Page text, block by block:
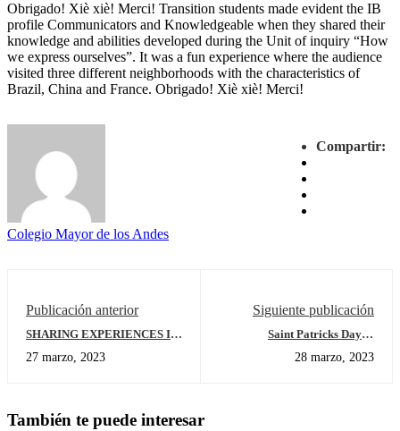
Obrigado! Xiè xiè! Merci! Transition students made evident the IB
profile Communicators and Knowledgeable when they shared their
knowledge and abilities developed during the Unit of inquiry “How
we express ourselves”. It was a fun experience where the audience
visited three different neighborhoods with the characteristics of
Brazil, China and France. Obrigado! Xiè xiè! Merci!
Compartir:
Colegio Mayor de los Andes
Publicación anterior
SHARING EXPERIENCES IN
STEVEN C. FOSTER
27 marzo, 2023
Siguiente publicación
Saint Patricks Day at
28 marzo, 2023
También te puede interesar